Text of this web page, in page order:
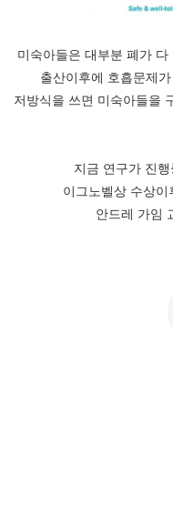
미숙아들은 대부분 폐가
출산이후에 호흡문제
저방식을 쓰면 미숙아들을
지금 연구가 진
이그노벨상 수상
안드레 가임